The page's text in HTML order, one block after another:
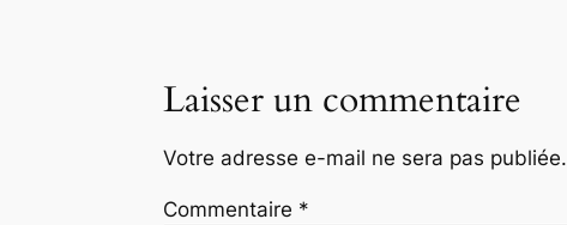
Laisser un commentaire
Votre adresse e-mail ne sera pas publiée.
Commentaire *